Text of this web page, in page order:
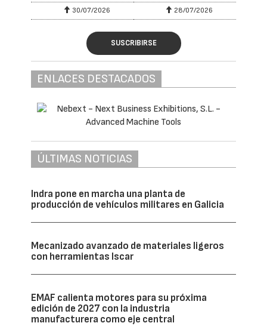
30/07/2026 28/07/2026
SUSCRIBIRSE
ENLACES DESTACADOS
ÚLTIMAS NOTICIAS
Indra pone en marcha una planta de
producción de vehículos militares en Galicia
Mecanizado avanzado de materiales ligeros
con herramientas Iscar
EMAF calienta motores para su próxima
edición de 2027 con la industria
manufacturera como eje central